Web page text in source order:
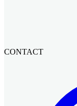
CONTACT